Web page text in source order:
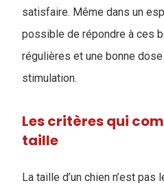
satisfaire. Même dans un
possible de répondre à ces
régulières et une bonne dose
stimulation.
Les critères qui
taille
La taille d’un chien n’est